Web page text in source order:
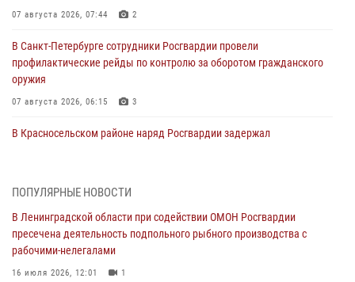
07 августа 2026, 07:44 2
В Санкт-Петербурге сотрудники Росгвардии провели
профилактические рейды по контролю за оборотом гражданского
оружия
07 августа 2026, 06:15 3
В Красносельском районе наряд Росгвардии задержал
06 августа 2026, 13:39 1
В Центральном районе росгвардейцы оперативно задержали
хулигана, стрелявшего из пускового устройства рядом с жилыми
домами
06 августа 2026, 11:36
ПОПУЛЯРНЫЕ НОВОСТИ
В Ленинградской области при содействии ОМОН Росгвардии
пресечена деятельность подпольного рыбного производства с
рабочими-нелегалами
16 июля 2026, 12:01 1